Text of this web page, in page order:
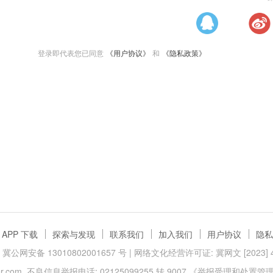
登录即代表您已同意 《用户协议》 和 《隐私政策》
APP 下载 探索与发现 联系我们 加入我们 用户协议
隐
冀公网安备 13010802001657 号| 网络文化经营许可证: 冀网文 [2023]